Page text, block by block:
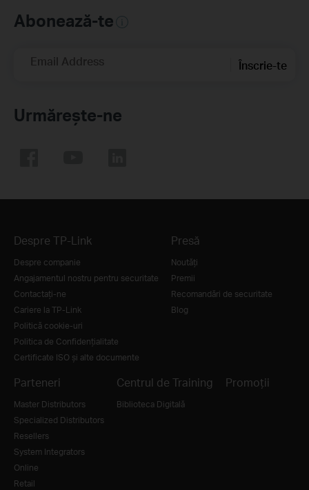
Abonează-te
Email Address Înscrie-te
Urmărește-ne
Despre TP-Link
Despre companie
Angajamentul nostru pentru securitate
Contactați-ne
Cariere la TP-Link
Politică cookie-uri
Politica de Confidențialitate
Certificate ISO și alte documente
Presă
Noutăţi
Premii
Recomandări de securitate
Blog
Parteneri
Master Distributors
Specialized Distributors
Resellers
System Integrators
Online
Retail
Centrul de Training
Biblioteca Digitală
Promoții